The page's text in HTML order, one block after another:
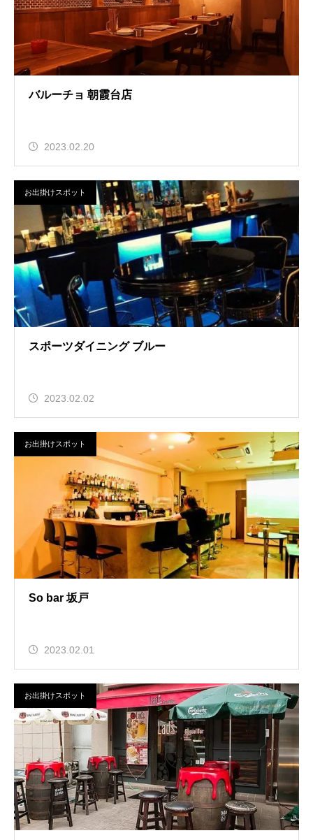
バルーチョ 朝霞台店
2023.02.20
お出掛けスポット
スポーツダイニング ブルー
2023.02.02
お出掛けスポット
So bar 坂戸
2023.02.01
お出掛けスポット